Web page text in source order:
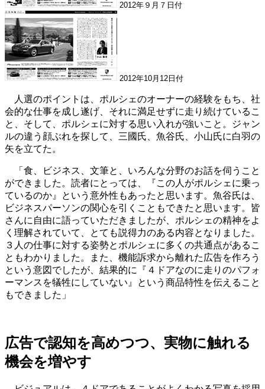
2012年９月７日付
2012年10月12日付
人選のポイントは、ポルシェのオーナーの経験をもち、社
会的な仕事を成し遂げ、それに満足せずに走り続けているこ
と、そして、ポルシェに対する思い入れが強いこと。ジャン
ルの違う顔ぶれを探して、三國氏、魚谷氏、小山氏に白羽の
矢を立てた。
「食、ビジネス、文筆と、いろんな分野のお話を伺うこと
ができました。読者にとっては、『この人がポルシェに乗っ
ているのか』という意外性もあったと思います。魚谷氏は、
ビジネスパーソンの関心を引くこともできたと思います。皆
さんに自由に語っていただきましたが、ポルシェの精神をよ
く理解されていて、とても説得力のある内容となりました。
３人の仕事に対する姿勢とポルシェに多くの共通点があるこ
ともわかりました。また、機能訴求から離れた広告を作ろう
という意図でしたが、結果的に『４ドアなのに走りのパフォ
ーマンスを犠牲にしていない』という商品特性を伝えること
もできました」
広告で認知を高めつつ、実物に触れる
機会を増やす